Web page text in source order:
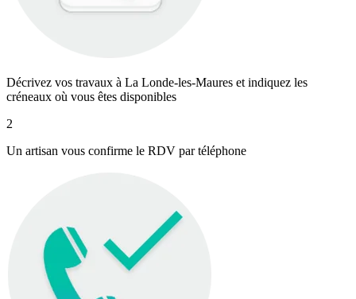
Décrivez vos travaux à La Londe-les-Maures et indiquez les
créneaux où vous êtes disponibles
2
Un artisan vous confirme le RDV par téléphone